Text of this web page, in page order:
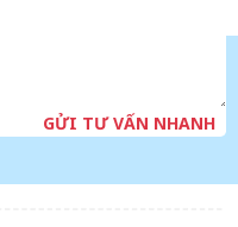
GỬI TƯ VẤN NHANH